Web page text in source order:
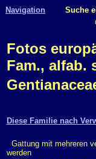
Navigation Suche
Fotos
Fam., alfab.
Diese Familie nach
Gattung mit mehreren
werden